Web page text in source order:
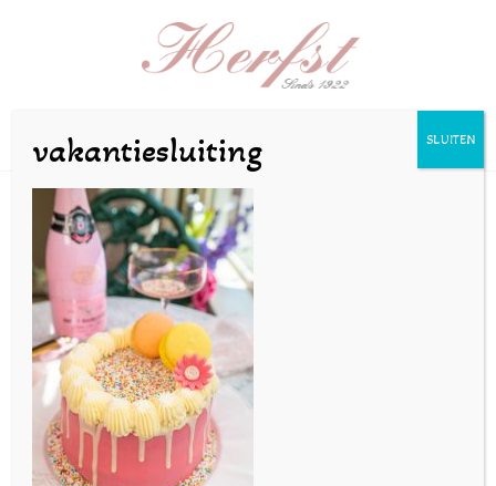
Szeilstra-23-68-29
door bakkerijherfst|jun 20, 2023
vakantiesluiting SLUITEN